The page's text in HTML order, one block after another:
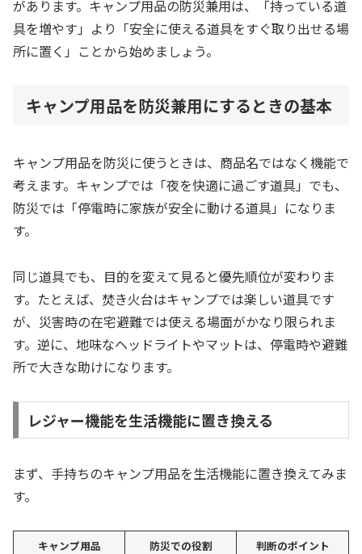
があります。キャンプ用品の防災兼用は、「持っている道
具を増やす」より「安全に使える道具をすぐ取り出せる場
所に置く」ことから始めましょう。
キャンプ用品を防災兼用にするときの基本
キャンプ用品を防災に使うときは、商品名ではなく機能で
考えます。キャンプでは「夜を快適に過ごす道具」でも、
防災では「停電時に家族が安全に動ける道具」になりま
す。
同じ道具でも、目的を変えて見ると優先順位が変わりま
す。たとえば、焚き火台はキャンプでは楽しい道具です
が、災害時の在宅避難では使える場面がかなり限られま
す。逆に、地味なヘッドライトやマットは、停電時や避難
所で大きな助けになります。
レジャー機能を生活機能に置き換える
まず、手持ちのキャンプ用品を生活機能に置き換えてみま
す。
キャンプ用品 防災での役割 判断のポイント